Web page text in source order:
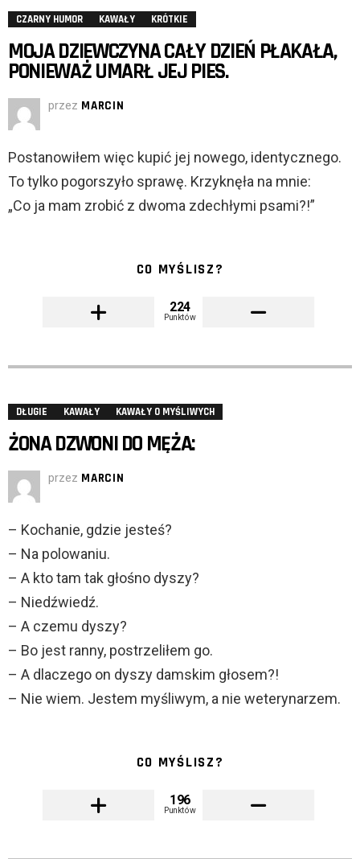
CZARNY HUMOR KAWAŁY KRÓTKIE
MOJA DZIEWCZYNA CAŁY DZIEŃ PŁAKAŁA,
PONIEWAŻ UMARŁ JEJ PIES.
przez MARCIN
Postanowiłem więc kupić jej nowego, identycznego.
To tylko pogorszyło sprawę. Krzyknęła na mnie:
„Co ja mam zrobić z dwoma zdechłymi psami?!”
CO MYŚLISZ?
224
Punktów
DŁUGIE KAWAŁY KAWAŁY O MYŚLIWYCH
ŻONA DZWONI DO MĘŻA:
przez MARCIN
– Kochanie, gdzie jesteś?
– Na polowaniu.
– A kto tam tak głośno dyszy?
– Niedźwiedź.
– A czemu dyszy?
– Bo jest ranny, postrzeliłem go.
– A dlaczego on dyszy damskim głosem?!
– Nie wiem. Jestem myśliwym, a nie weterynarzem.
CO MYŚLISZ?
196
Punktów